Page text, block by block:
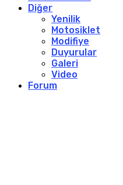
Diğer
Yenilik
Motosiklet
Modifiye
Duyurular
Galeri
Video
Forum